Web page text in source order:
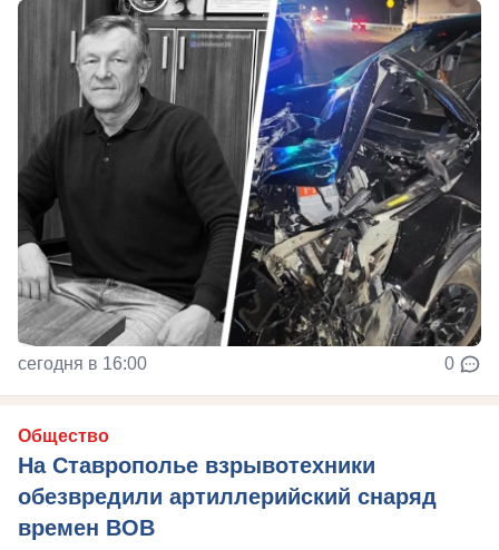
сегодня в 16:00 0
Общество
На Ставрополье взрывотехники
обезвредили артиллерийский снаряд
времен ВОВ